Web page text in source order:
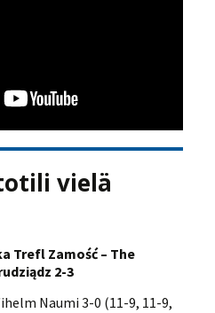
vielä
Trefl Zamość – The
2-3
Naumi 3-0 (11-9, 11-9,